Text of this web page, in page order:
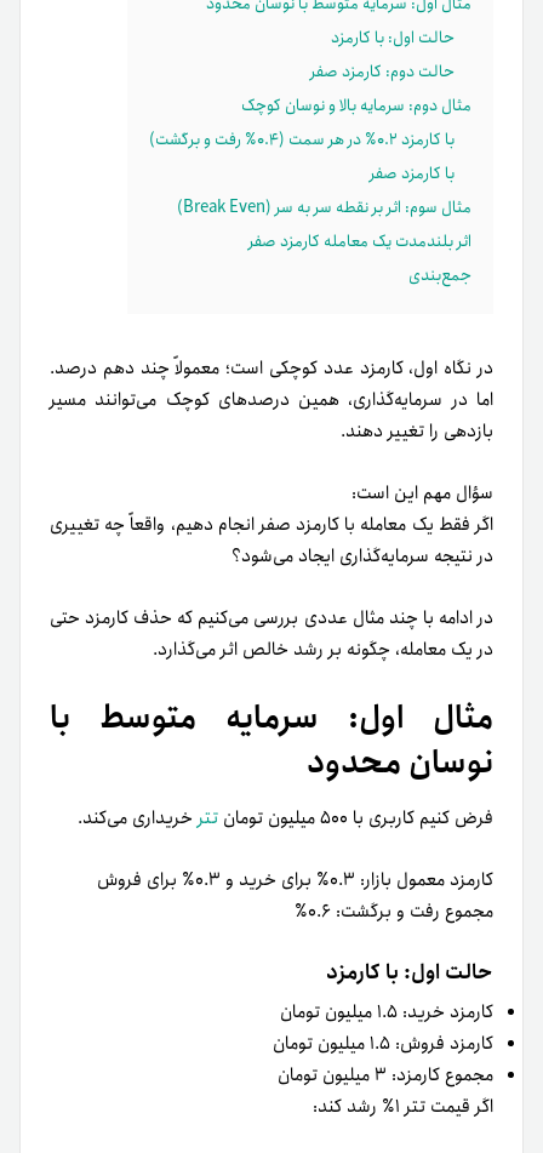
حالت اول: با کارمزد
حالت دوم: کارمزد صفر
مثال دوم: سرمایه بالا و نوسان کوچک
با کارمزد ۰.۲٪ در هر سمت (۰.۴٪ رفت و برگشت)
با کارمزد صفر
مثال سوم: اثر بر نقطه سر به سر (Break Even)
اثر بلندمدت یک معامله کارمزد صفر
جمع‌بندی
در نگاه اول، کارمزد عدد کوچکی است؛ معمولاً چند دهم درصد.
اما در سرمایه‌گذاری، همین درصدهای کوچک می‌توانند مسیر
بازدهی را تغییر دهند.
سؤال مهم این است:
اگر فقط یک معامله با کارمزد صفر انجام دهیم، واقعاً چه تغییری
در نتیجه سرمایه‌گذاری ایجاد می‌شود؟
در ادامه با چند مثال عددی بررسی می‌کنیم که حذف کارمزد حتی
در یک معامله، چگونه بر رشد خالص اثر می‌گذارد.
مثال اول: سرمایه متوسط با
نوسان محدود
فرض کنیم کاربری با ۵۰۰ میلیون تومان تتر خریداری می‌کند.
کارمزد معمول بازار: ۰.۳٪ برای خرید و ۰.۳٪ برای فروش
مجموع رفت و برگشت: ۰.۶٪
حالت اول: با کارمزد
کارمزد خرید: ۱.۵ میلیون تومان
کارمزد فروش: ۱.۵ میلیون تومان
مجموع کارمزد: ۳ میلیون تومان
اگر قیمت تتر ۱٪ رشد کند: